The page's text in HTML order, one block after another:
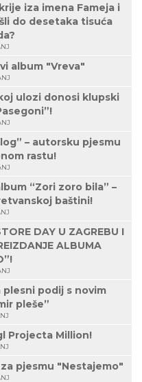
iza imena Fameja i
do desetaka tisuća
album "Vreva"
ulozi donosi klupski
– autorsku pjesmu
rastu!
“Zori zoro bila” –
baštini!
DAY U ZAGREBU I
ALBUMA
plesni podij s novim
pleše”
Projecta Million!
pjesmu "Nestajemo"